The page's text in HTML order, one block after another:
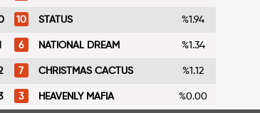
10 STATUS %1.94
6 NATIONAL DREAM %1.34
7 CHRISTMAS CACTUS %1.12
3 HEAVENLY MAFIA %0.00